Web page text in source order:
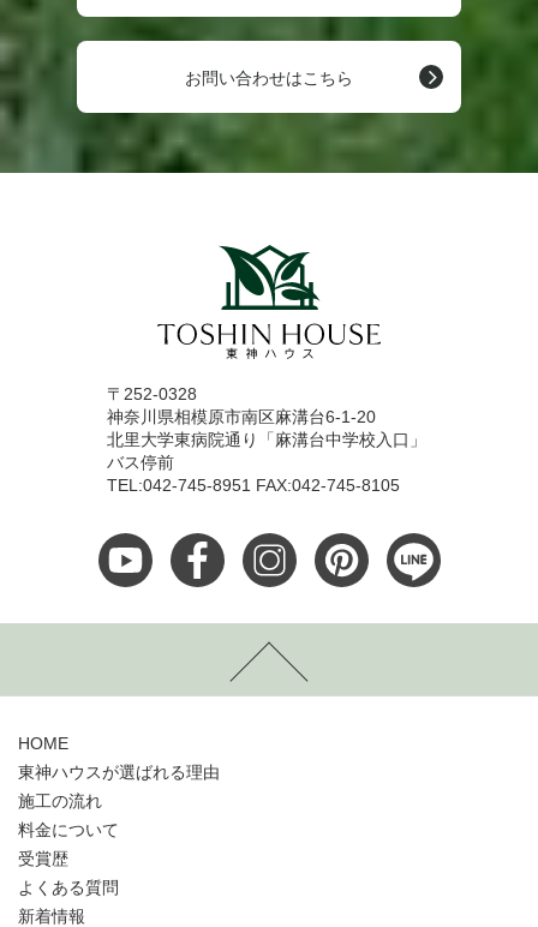
お問い合わせはこちら
〒252-0328
神奈川県相模原市南区麻溝台6-1-20
北里大学東病院通り「麻溝台中学校入口」
バス停前
TEL:042-745-8951 FAX:042-745-8105
HOME
東神ハウスが選ばれる理由
施工の流れ
料金について
受賞歴
よくある質問
新着情報